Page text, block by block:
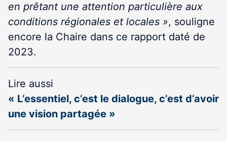
en prêtant une attention particulière aux
conditions régionales et locales », souligne
encore la Chaire dans ce rapport daté de
2023.
Lire aussi
« L’essentiel, c’est le dialogue, c’est d’avoir
une vision partagée »